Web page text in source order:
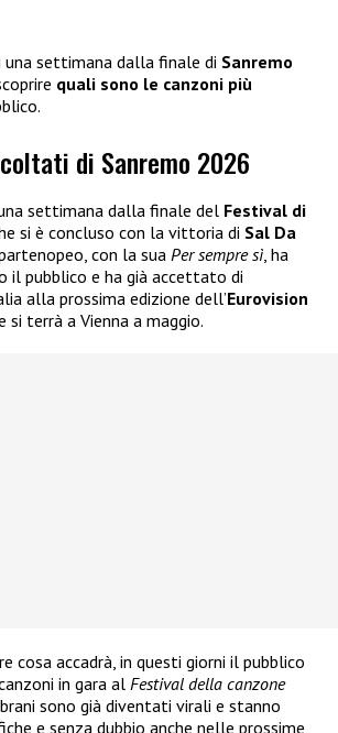
una settimana dalla finale di Sanremo
quali sono le canzoni più
di Sanremo 2026
settimana dalla finale del Festival di
si è concluso con la vittoria di Sal Da
con la sua Per sempre sì , ha
pubblico e ha già accettato di
alla prossima edizione dell’Eurovision
si terrà a Vienna a maggio.
cosa accadrà, in questi giorni il pubblico
in gara al Festival della canzone
brani sono già diventati virali e stanno
e senza dubbio anche nelle prossime